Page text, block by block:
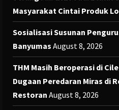
Masyarakat Cintai Produk
Sosialisasi Susunan
Banyumas August 8, 2026
THM Masih Beroperasi di
Dugaan Peredaran Miras di
Restoran August 8, 2026